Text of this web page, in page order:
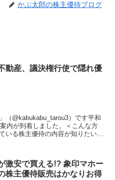
かぶ太郎の株主優待ブログ
動産、議決権行使で隠れ優
（@kabukabu_tarou3）です平和
内が到着しました。＜こんな方
いる株主優待の内容が知りたい会
激安で買える!? 象印マホー
株主優待販売はかなりお得